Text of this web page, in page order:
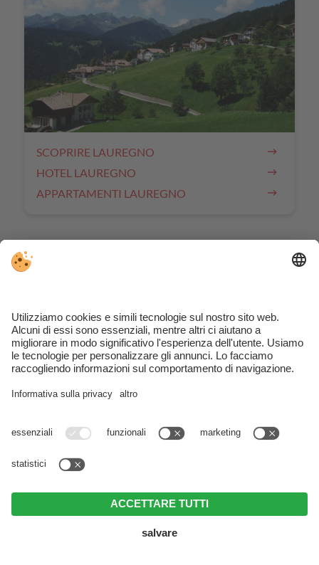
SCOPRIRE LAUREGNO
HOTEL LAUREGNO
APPARTAMENTI LAUREGNO
SCOPRIRE SANTA VALBURGA
HOTEL SANTA VALBURGA